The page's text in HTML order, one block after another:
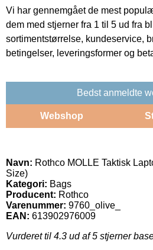
Vi har gennemgået de mest
dem med stjerner fra 1 til 5 ud fra
sortimentstørrelse, kundeservice,
betingelser, leveringsformer og
Bedst anmeldte
Webshop
Navn: Rothco MOLLE Taktisk
Size)
Kategori: Bags
Producent: Rothco
Varenummer: 9760_olive_
EAN: 613902976009
Vurderet til 4.3 ud af 5 stjerner